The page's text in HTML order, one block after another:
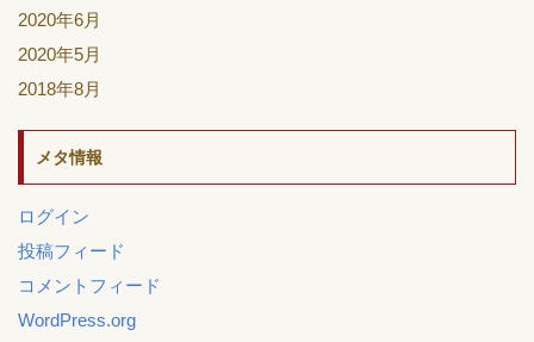
2020年6月
2020年5月
2018年8月
メタ情報
ログイン
投稿フィード
コメントフィード
WordPress.org